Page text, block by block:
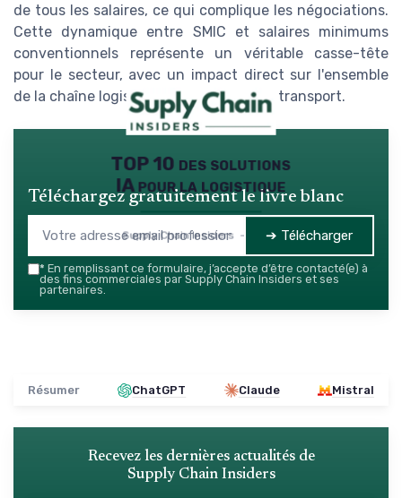
de tous les salaires, ce qui complique les négociations.
Cette dynamique entre SMIC et salaires minimums
conventionnels représente un véritable casse-tête
pour le secteur, avec un impact direct sur l'ensemble
de la chaîne logistique et des coûts de transport.
TOP 10 des solutions
IA pour la logistique
Supply Chain Insiders — 2026
Téléchargez gratuitement le livre blanc
➔ Télécharger
* En remplissant ce formulaire, j’accepte d’être contacté(e) à
des fins commerciales par Supply Chain Insiders et ses
partenaires.
Résumer ChatGPT Claude Mistral
Recevez les dernières actualités de
Supply Chain Insiders